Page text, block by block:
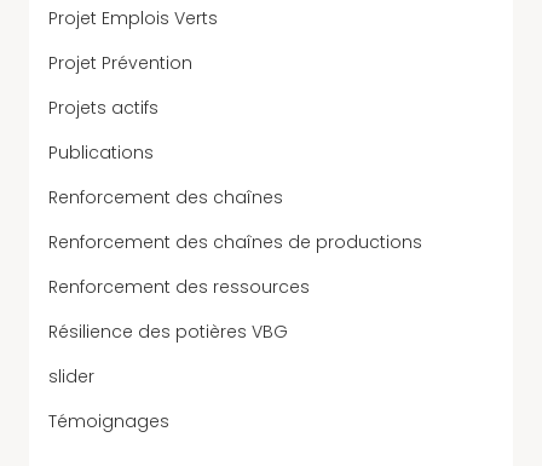
Projet Emplois Verts
Projet Prévention
Projets actifs
Publications
Renforcement des chaînes
Renforcement des chaînes de productions
Renforcement des ressources
Résilience des potières VBG
slider
Témoignages